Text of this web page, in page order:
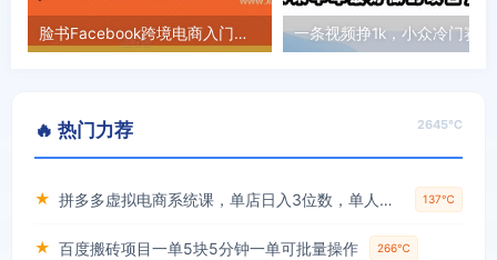
脸书Facebook跨境电商入门课，外贸·独立站必修
🔥 热门力荐 2645℃
★ 拼多多虚拟电商系统课，单店日入3位数，单人可管理3-8家店【附货源】 137℃
★ 百度搬砖项目一单5块5分钟一单可批量操作 266℃